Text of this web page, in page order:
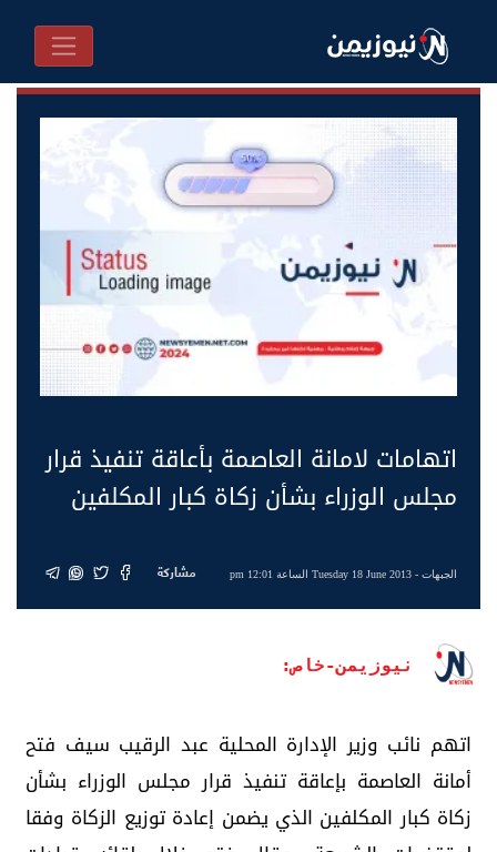
اتهامات لامانة العاصمة بأعاقة تنفيذ قرار
مجلس الوزراء بشأن زكاة كبار المكلفين
الجبهات- Tuesday 18 June 2013 الساعة 12:01 pm مشاركة
نيوزيمن-خاص:
اتهم نائب وزير الإدارة المحلية عبد الرقيب سيف فتح
أمانة العاصمة بإعاقة تنفيذ قرار مجلس الوزراء بشأن
زكاة كبار المكلفين الذي يضمن إعادة توزيع الزكاة وفقا